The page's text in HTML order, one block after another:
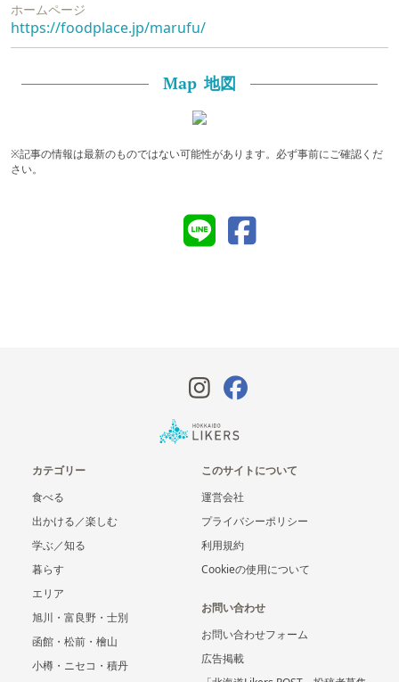
ホームページ
https://foodplace.jp/marufu/
Map 地図
※記事の情報は最新のものではない可能性があります。必ず事前にご確認くだ
さい。
カテゴリー
食べる
出かける／楽しむ
学ぶ／知る
暮らす
エリア
旭川・富良野・士別
函館・松前・檜山
小樽・ニセコ・積丹
このサイトについて
運営会社
プライバシーポリシー
利用規約
Cookieの使用について
お問い合わせ
お問い合わせフォーム
広告掲載